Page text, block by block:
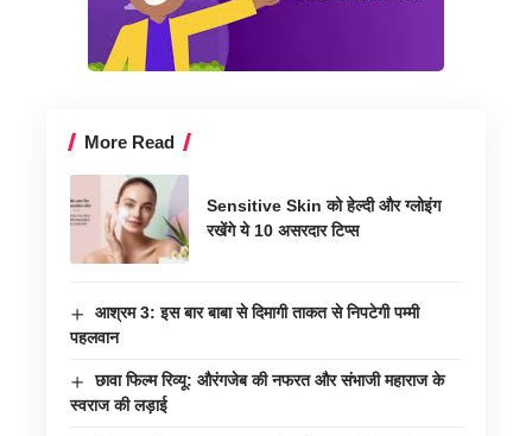
More Read
Sensitive Skin को हेल्दी और ग्लोइंग
रखेंगे ये 10 असरदार टिप्स
आश्रम 3: इस बार बाबा से दिमागी ताकत से निपटेगी पम्मी
पहलवान
छावा फिल्म रिव्यू: औरंगजेब की नफरत और संभाजी महाराज के
स्वराज की लड़ाई